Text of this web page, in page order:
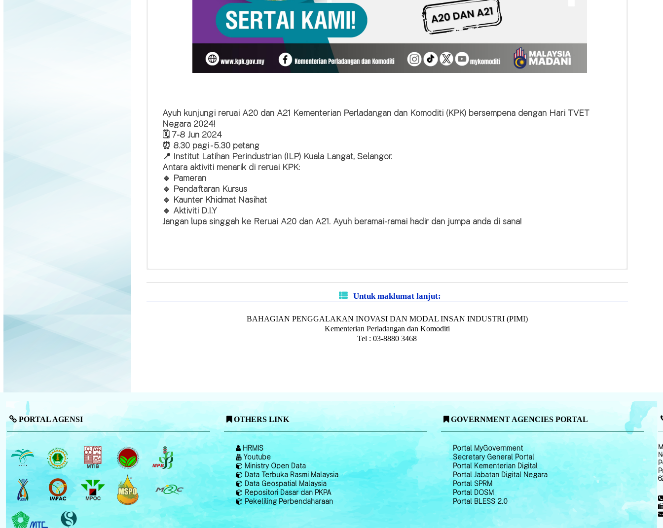
Ayuh kunjungi reruai A20 dan A21 Kementerian Perladangan dan Komoditi (KPK) bersempena dengan Hari TVET
Negara 2024!
🗓️ 7-8 Jun 2024
⏰ 8.30 pagi - 5.30 petang
📍 Institut Latihan Perindustrian (ILP) Kuala Langat, Selangor.
Antara aktiviti menarik di reruai KPK:
🔹 Pameran
🔹 Pendaftaran Kursus
🔹 Kaunter Khidmat Nasihat
🔹 Aktiviti D.I.Y
Jangan lupa singgah ke Reruai A20 dan A21. Ayuh beramai-ramai hadir dan jumpa anda di sana!
Untuk maklumat lanjut:
BAHAGIAN PENGGALAKAN INOVASI DAN MODAL INSAN INDUSTRI (PIMI)
Kementerian Perladangan dan Komoditi
Tel : 03-8880 3468
PORTAL AGENSI OTHERS LINK
HRMIS
Youtube
Ministry Open Data
Data Terbuka Rasmi Malaysia
Data Geospatial Malaysia
Repositori Dasar dan PKPA
Pekeliling Perbendaharaan
GOVERNMENT AGENCIES PORTAL
Portal MyGovernment
Secretary General Portal
Portal Kementerian Digital
Portal Jabatan Digital Negara
Portal SPRM
Portal DOSM
Portal BLESS 2.0